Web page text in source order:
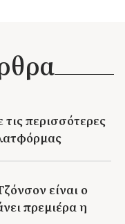
περισσότερες
είναι ο
πρεμιέρα η